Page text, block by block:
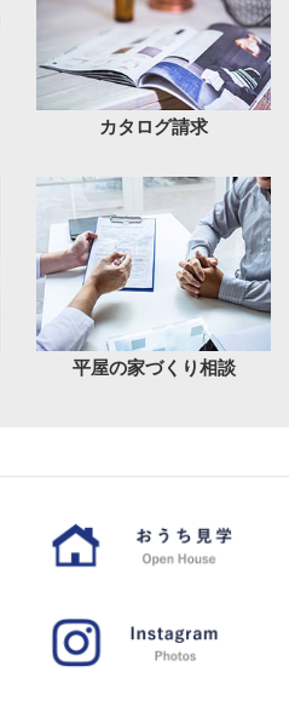
カタログ請求
平屋の家づくり相談